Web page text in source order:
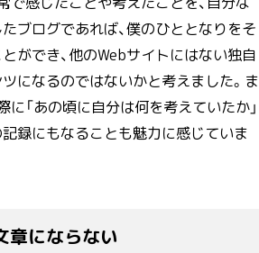
ブログであれば、僕のひととなりをそ
ができ、他のWebサイトにはない独自
になるのではないかと考えました。ま
に「あの頃に自分は何を考えていたか」
録にもなることも魅力に感じていま
章にならない